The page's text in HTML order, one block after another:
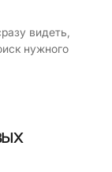
видеть,
нужного